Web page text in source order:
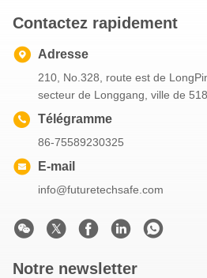
Contactez rapidement
Adresse
210, No.328, route est de
secteur de Longgang, ville de
Télégramme
86-75589230325
E-mail
info@futuretechsafe.com
Notre newsletter